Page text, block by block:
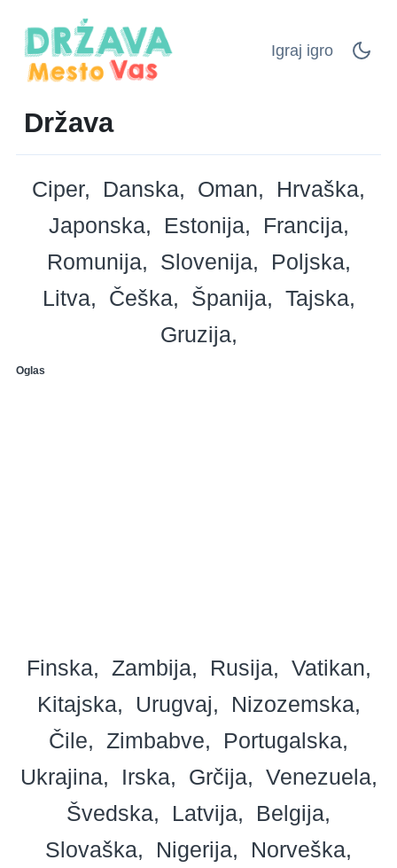
Igraj igro
Država
Ciper Danska Oman
Hrvaška
Japonska
Estonija
Francija
Romunija
Slovenija
Poljska
Litva
Češka Španija
Tajska
Gruzija
Oglas
Finska Zambija Rusija
Vatikan
Kitajska
Urugvaj
Nizozemska
Čile
Zimbabve
Portugalska
Ukrajina
Irska Grčija
Venezuela
Švedska
Latvija
Belgija
Slovaška
Nigerija
Norveška